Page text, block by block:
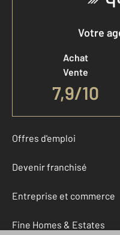
Votre
Achat
Vente
7,9/10
Offres d'emploi
Devenir franchisé
Entreprise et commerce
Fine Homes & Estates